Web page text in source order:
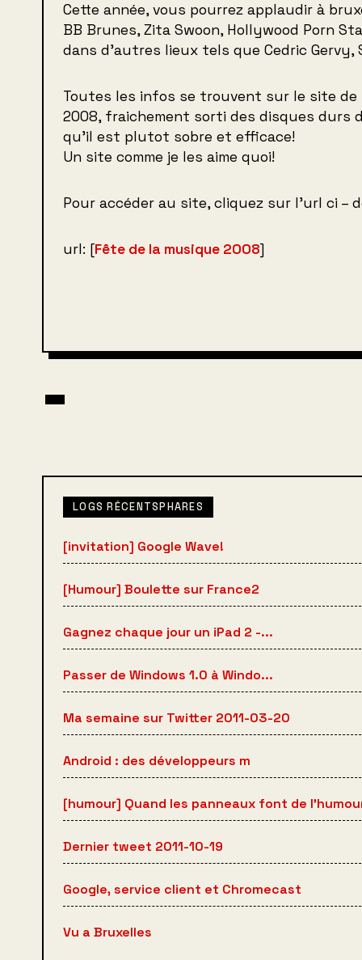
Cette année, vous pourrez applaudir à
BB Brunes, Zita Swoon, Hollywood Porn
dans d’autres lieux tels que Cedric
Toutes les infos se trouvent sur le site
2008, fraichement sorti des disques durs
qu’il est plutot sobre et efficace!
Un site comme je les aime quoi!
Pour accéder au site, cliquez sur l’url ci –
url: [Fête de la musique 2008]
LOGS RÉCENTSPHARES
[invitation] Google Wave!
[Humour] Boulette sur France2
Gagnez chaque jour un iPad 2 -...
Passer de Windows 1.0 à Windo...
Ma semaine sur Twitter 2011-03-20
Android : des développeurs m
[humour] Quand les panneaux font de
Dernier tweet 2011-10-19
Google, service client et Chromecast
Vu a Bruxelles